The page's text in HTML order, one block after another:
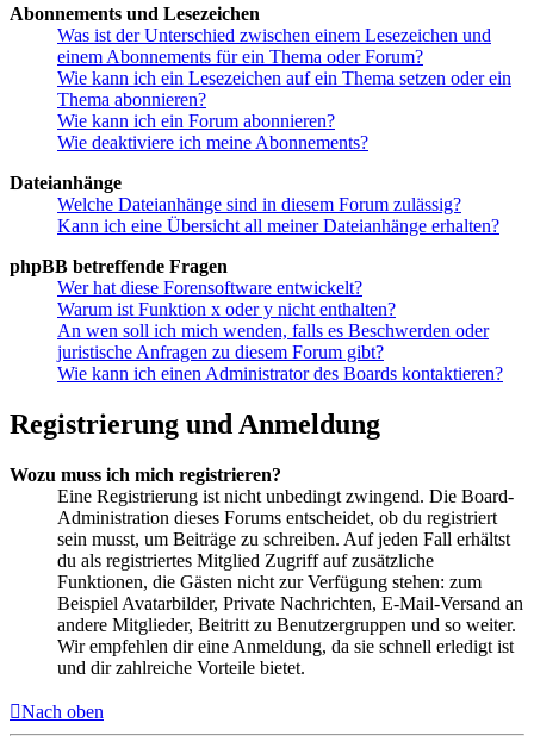
Abonnements und Lesezeichen
Was ist der Unterschied zwischen einem Lesezeichen und
einem Abonnements für ein Thema oder Forum?
Wie kann ich ein Lesezeichen auf ein Thema setzen oder ein
Thema abonnieren?
Wie kann ich ein Forum abonnieren?
Wie deaktiviere ich meine Abonnements?
Dateianhänge
Welche Dateianhänge sind in diesem Forum zulässig?
Kann ich eine Übersicht all meiner Dateianhänge erhalten?
phpBB betreffende Fragen
Wer hat diese Forensoftware entwickelt?
Warum ist Funktion x oder y nicht enthalten?
An wen soll ich mich wenden, falls es Beschwerden oder
juristische Anfragen zu diesem Forum gibt?
Wie kann ich einen Administrator des Boards kontaktieren?
Registrierung und Anmeldung
Wozu muss ich mich registrieren?
Eine Registrierung ist nicht unbedingt zwingend. Die Board-
Administration dieses Forums entscheidet, ob du registriert
sein musst, um Beiträge zu schreiben. Auf jeden Fall erhältst
du als registriertes Mitglied Zugriff auf zusätzliche
Funktionen, die Gästen nicht zur Verfügung stehen: zum
Beispiel Avatarbilder, Private Nachrichten, E-Mail-Versand an
andere Mitglieder, Beitritt zu Benutzergruppen und so weiter.
Wir empfehlen dir eine Anmeldung, da sie schnell erledigt ist
und dir zahlreiche Vorteile bietet.
Nach oben